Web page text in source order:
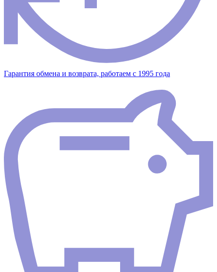
Гарантия обмена и возврата, работаем с 1995 года